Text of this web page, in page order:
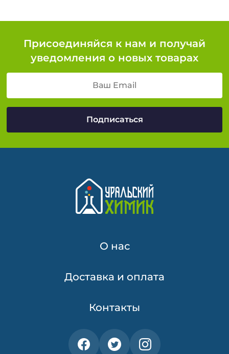
Присоединяйся к нам и получай
уведомления о новых товарах
О нас
Доставка и оплата
Контакты